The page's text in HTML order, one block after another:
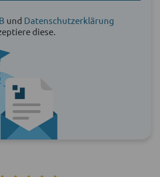
und Datenschutzerklärung
diese.